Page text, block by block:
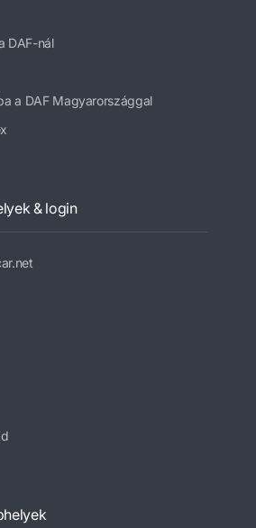
DAF-nál
a DAF Magyarországgal
& login